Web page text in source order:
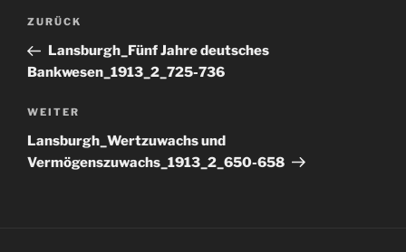
Beitragsnavigation
Vorheriger
Beitrag
ZURÜCK
Lansburgh_Fünf Jahre deutsches
Bankwesen_1913_2_725-736
Nächster
Beitrag
WEITER
Lansburgh_Wertzuwachs und
Vermögenszuwachs_1913_2_650-658